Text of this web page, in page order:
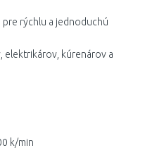
pre rýchlu a jednoduchú
elektrikárov, kúrenárov a
k/min